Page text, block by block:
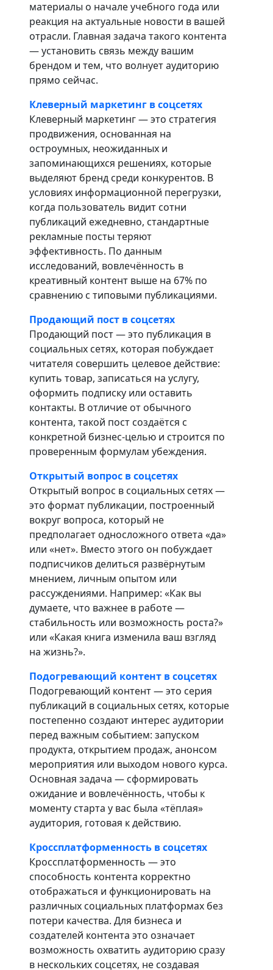
материалы о начале учебного года или
реакция на актуальные новости в вашей
отрасли. Главная задача такого контента
— установить связь между вашим
брендом и тем, что волнует аудиторию
прямо сейчас.
Клеверный маркетинг в соцсетях
Клеверный маркетинг — это стратегия
продвижения, основанная на
остроумных, неожиданных и
запоминающихся решениях, которые
выделяют бренд среди конкурентов. В
условиях информационной перегрузки,
когда пользователь видит сотни
публикаций ежедневно, стандартные
рекламные посты теряют
эффективность. По данным
исследований, вовлечённость в
креативный контент выше на 67% по
сравнению с типовыми публикациями.
Продающий пост в соцсетях
Продающий пост — это публикация в
социальных сетях, которая побуждает
читателя совершить целевое действие:
купить товар, записаться на услугу,
оформить подписку или оставить
контакты. В отличие от обычного
контента, такой пост создаётся с
конкретной бизнес-целью и строится по
проверенным формулам убеждения.
Открытый вопрос в соцсетях
Открытый вопрос в социальных сетях —
это формат публикации, построенный
вокруг вопроса, который не
предполагает односложного ответа «да»
или «нет». Вместо этого он побуждает
подписчиков делиться развёрнутым
мнением, личным опытом или
рассуждениями. Например: «Как вы
думаете, что важнее в работе —
стабильность или возможность роста?»
или «Какая книга изменила ваш взгляд
на жизнь?».
Подогревающий контент в соцсетях
Подогревающий контент — это серия
публикаций в социальных сетях, которые
постепенно создают интерес аудитории
перед важным событием: запуском
продукта, открытием продаж, анонсом
мероприятия или выходом нового курса.
Основная задача — сформировать
ожидание и вовлечённость, чтобы к
моменту старта у вас была «тёплая»
аудитория, готовая к действию.
Кроссплатформенность в соцсетях
Кроссплатформенность — это
способность контента корректно
отображаться и функционировать на
различных социальных платформах без
потери качества. Для бизнеса и
создателей контента это означает
возможность охватить аудиторию сразу
в нескольких соцсетях, не создавая